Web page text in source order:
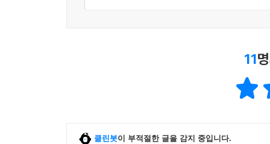
11
클린봇이 부적절한 글을 감지 중입니다.